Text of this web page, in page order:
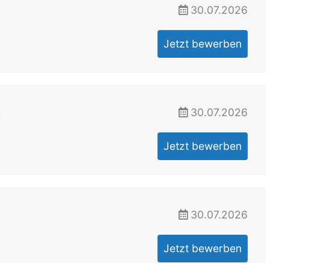
30.07.2026
Jetzt bewerben
30.07.2026
Jetzt bewerben
30.07.2026
Jetzt bewerben